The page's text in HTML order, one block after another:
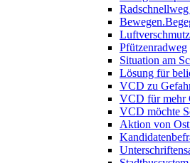
Pfützenradweg
Situation am
Lösung für
VCD zu
VCD für mehr
VCD möchte
Aktion von